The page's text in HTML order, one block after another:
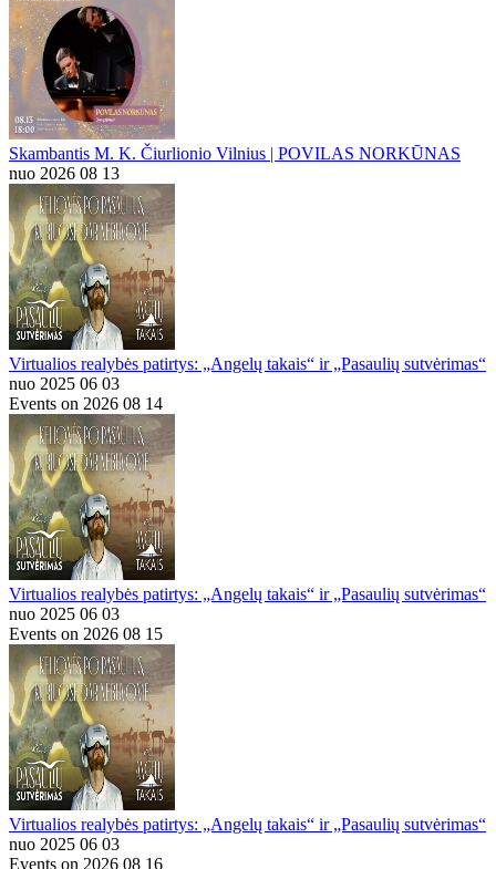
Skambantis M. K. Čiurlionio Vilnius | POVILAS NORKŪNAS
nuo 2026 08 13
Virtualios realybės patirtys: „Angelų takais“ ir „Pasaulių sutvėrimas“
nuo 2025 06 03
Events on 2026 08 14
Virtualios realybės patirtys: „Angelų takais“ ir „Pasaulių sutvėrimas“
nuo 2025 06 03
Events on 2026 08 15
Virtualios realybės patirtys: „Angelų takais“ ir „Pasaulių sutvėrimas“
nuo 2025 06 03
Events on 2026 08 16